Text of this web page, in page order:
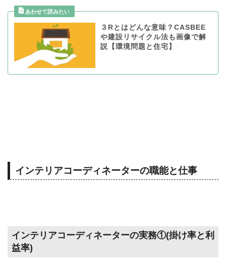
３Rとはどんな意味？CASBEE
や建設リサイクル法も画像で解
説【環境問題と住宅】
インテリアコーディネーターの職能と仕事
インテリアコーディネーターの実務①(掛け率と利
益率)